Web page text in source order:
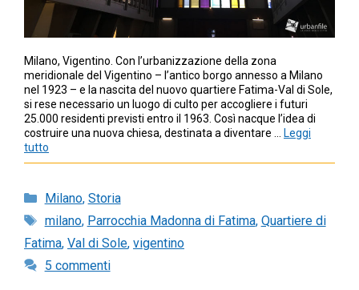
Milano, Vigentino. Con l’urbanizzazione della zona
meridionale del Vigentino – l’antico borgo annesso a Milano
nel 1923 – e la nascita del nuovo quartiere Fatima-Val di Sole,
si rese necessario un luogo di culto per accogliere i futuri
25.000 residenti previsti entro il 1963. Così nacque l’idea di
costruire una nuova chiesa, destinata a diventare …
Leggi
tutto
Categorie
Milano, Storia
Tag
milano, Parrocchia Madonna di Fatima, Quartiere di
Fatima, Val di Sole, vigentino
5 commenti